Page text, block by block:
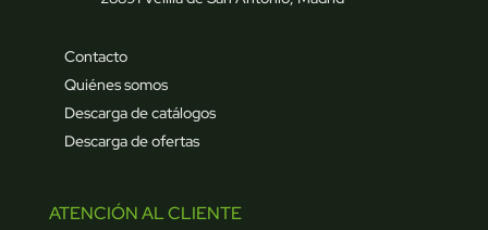
Contacto
Quiénes somos
Descarga de catálogos
Descarga de ofertas
ATENCIÓN AL CLIENTE